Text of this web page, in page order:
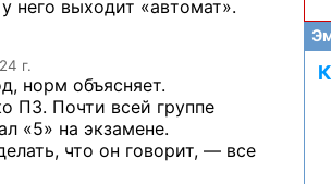
него выходит «автомат».
г.
норм объясняет.
ПЗ. Почти всей группе
«5» на экзамене.
что он говорит, — все